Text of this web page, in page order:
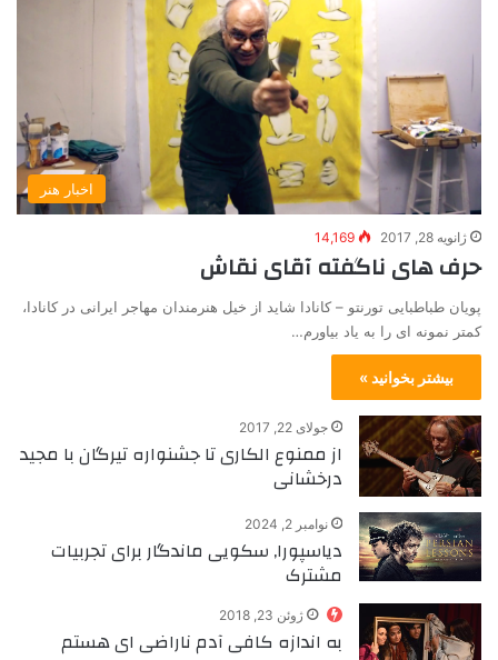
اخبار هنر
ژانویه 28, 2017 14,169
حرف های ناگفته آقای نقاش
پویان طباطبایی تورنتو – کانادا شاید از خیل هنرمندان مهاجر ایرانی در کانادا،
کمتر نمونه ای را به یاد بیاورم…
بیشتر بخوانید »
جولای 22, 2017
از ممنوع الکاری تا جشنواره تیرگان با مجید
درخشانی
نوامبر 2, 2024
دیاسپورا, سکویی ماندگار برای تجربیات
مشترک
ژوئن 23, 2018
به اندازه‌ کافی آدم ناراضی ای هستم